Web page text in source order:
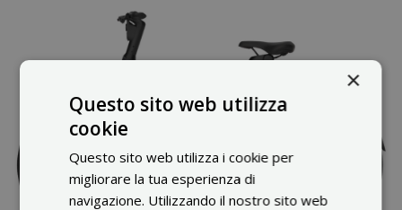
×
Questo sito web utilizza
cookie
Questo sito web utilizza i cookie per
migliorare la tua esperienza di
navigazione. Utilizzando il nostro sito web